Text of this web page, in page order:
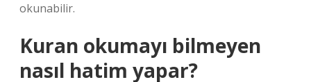
okunabilir.
Kuran okumayı bilmeyen
nasıl hatim yapar?